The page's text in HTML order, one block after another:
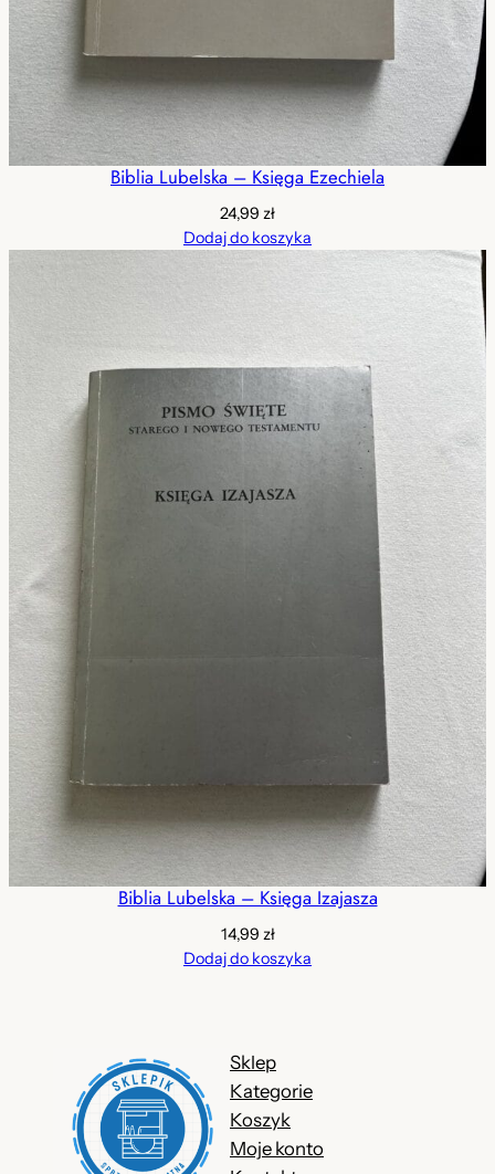
Biblia Lubelska – Księga Ezechiela
24,99 zł
Dodaj do koszyka
Biblia Lubelska – Księga Izajasza
14,99 zł
Dodaj do koszyka
Sklep
Kategorie
Koszyk
Moje konto